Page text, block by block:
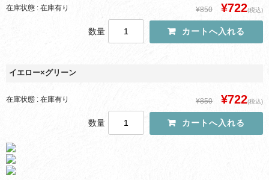
在庫状態 : 在庫有り ¥850 ¥722(税込)
数量
イエロー×グリーン
在庫状態 : 在庫有り ¥850 ¥722(税込)
数量